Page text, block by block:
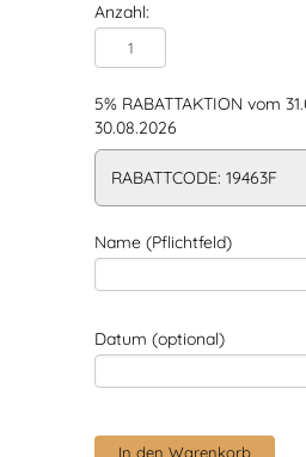
Anzahl:
5% RABATTAKTION vom
30.08.2026
RABATTCODE: 19463F
Name (Pflichtfeld)
Datum (optional)